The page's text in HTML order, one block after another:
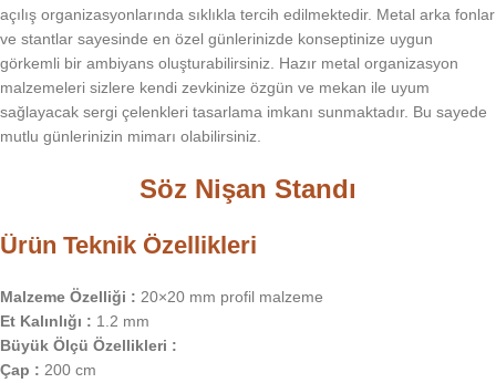
açılış organizasyonlarında sıklıkla tercih edilmektedir. Metal arka fonlar
ve stantlar sayesinde en özel günlerinizde konseptinize uygun
görkemli bir ambiyans oluşturabilirsiniz. Hazır metal organizasyon
malzemeleri sizlere kendi zevkinize özgün ve mekan ile uyum
sağlayacak sergi çelenkleri tasarlama imkanı sunmaktadır. Bu sayede
mutlu günlerinizin mimarı olabilirsiniz.
Söz Nişan Standı
Ürün Teknik Özellikleri
Malzeme Özelliği : 20×20 mm profil malzeme
Et Kalınlığı : 1.2 mm
Büyük Ölçü Özellikleri :
Çap : 200 cm